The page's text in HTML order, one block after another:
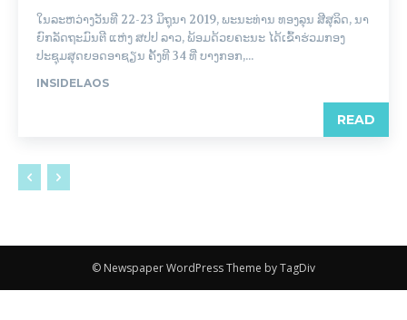
ໃນລະຫວ່າງວັນທີ 22-23 ມິຖຸນາ 2019, ພະນະທ່ານ ທອງລຸນ ສີສຸລິດ, ນາ​
ຍົກລັດ​ຖະ​ມົນ​ຕີ ແຫ່ງ ສປປ ລາວ, ພ້ອມດ້ວຍຄະນະ ໄດ້ເຂົ້າຮ່ວມກອງ
ປະຊຸມສຸດຍອດອາຊຽນ ຄັ້ງທີ 34 ທີ່ ບາງກອກ,...
INSIDELAOS
READ
© Newspaper WordPress Theme by TagDiv